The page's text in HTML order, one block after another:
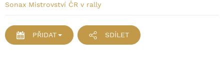
Sonax Mistrovství ČR v rally
PŘIDAT SDÍLET